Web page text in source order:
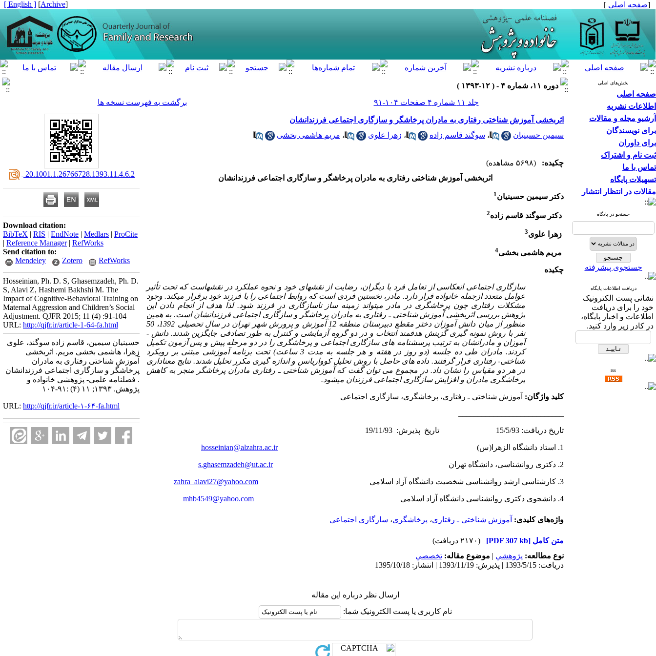
[صفحه اصلی ]
[
Archive
]
[ English ]
بخش‌های اصلی
صفحه اصلی
اطلاعات نشریه
آرشیو مجله و مقالات
برای نویسندگان
برای داوران
ثبت نام و اشتراک
تماس با ما
تسهیلات پایگاه
مقالات در انتظار انتشار
جستجو در پایگاه
جستجوی پیشرفته
دریافت اطلاعات پایگاه
نشانی پست الکترونیک
خود را برای دریافت
اطلاعات و اخبار پایگاه،
در کادر زیر وارد کنید.
rss
دوره ۱۱، شماره ۴ - ( ۱۲-۱۳۹۳ )
جلد ۱۱ شماره ۴ صفحات ۱۰۴-۹۱
برگشت به فهرست نسخه ها
اثربخشی آموزش شناختی­ ­رفتاری به مادران پرخاشگر و سازگاری اجتماعی فرزندانشان
سیمین حسینیان
، سوگند قاسم زاده ، زهرا علوی ، مریم هاشمی­ بخشی
چکیده:
(۵۶۹۸ مشاهده)
اثربخشی آموزش شناختی­ ­رفتاری به مادران پرخاشگر و سازگاری اجتماعی فرزندانشان
دکتر سیمین حسینیان1
دکتر سوگند قاسم زاده2
زهرا علوی3
مریم هاشمی­ بخشی4
چکیده
سازگاری اجتماعی انعکاسی از تعامل فرد با دیگران، رضایت از نقشهای خود و نحوه عملکرد در نقشهاست که تحت تأثیر
عوامل متعدد ازجمله خانواده قرار دارد. مادر، نخستین فردی است که روابط اجتماعی را با فرزند خود برقرار می­کند. وجود
مشکلات رفتاری چون پرخاشگری در مادر می­تواند زمینه­ ساز ناسازگاری در فرزند شود. لذا هدف از انجام دادن این
پژوهش بررسی اثربخشی آموزش شناختی ـ رفتاری به مادران پرخاشگر و سازگاری اجتماعی فرزندانشان است. به همین
منظور از میان دانش ­آموزان دختر مقطع دبیرستان منطقه 12 آموزش و پرورش شهر تهران در سال تحصیلی 1392، 50
نفر با روش نمونه­ گیری گزینش هدفمند انتخاب و در دو گروه آزمایشی و کنترل به طور تصادفی جایگزین شدند. دانش ­
آموزان و مادرانشان به­ ترتیب پرسشنامه ­های سازگاری اجتماعی و پرخاشگری را در دو مرحله پیش و پس ­آزمون تکمیل
کردند. مادران طی ده جلسه (دو روز در هفته و هر جلسه به مدت 3 ساعت) تحت برنامه آموزشی مبتنی بر رویکرد
شناختی- رفتاری قرار گرفتند. داده ­های حاصل با روش تحلیل کوواریانس و اندازه­ گیری مکرر تحلیل شدند. نتایج معناداری
در هر دو مقیاس را نشان داد. در مجموع می­ توان گفت که آموزش شناختی ـ رفتاری مادران پرخاشگر منجر به کاهش
پرخاشگری مادران و افزایش سازگاری اجتماعی فرزندان می­شود.
کلید واژگان: آموزش شناختی ـ رفتاری، پرخاشگری، سازگاری اجتماعی
تاریخ دریافت: 15/5/93 تاریخ پذیرش: 19/11/93
1. استاد دانشگاه الزهرا(س) hosseinian@alzahra.ac.ir
2. دکتری روانشناسی، دانشگاه تهران s.ghasemzadeh@ut.ac.ir
3. کارشناسی ارشد روانشناسی شخصیت دانشگاه آزاد اسلامی zahra_alavi27@yahoo.com
4. دانشجوی دکتری روانشناسی دانشگاه آزاد اسلامی mhb4549@yahoo.com
واژه‌های کلیدی: آموزش شناختی ـ رفتاری، پرخاشگری، سازگاری اجتماعی
متن کامل [PDF 307 kb]
(۲۱۷۰ دریافت)
نوع مطالعه: پژوهشي | موضوع مقاله: تخصصي
دریافت: 1393/5/15 | پذیرش: 1393/11/19 | انتشار: 1395/10/18
ارسال نظر درباره این مقاله
نام کاربری یا پست الکترونیک شما:
‎ 20.1001.1.26766728.1393.11.4.6.2
Download citation:
BibTeX | RIS | EndNote | Medlars | ProCite
| Reference Manager| RefWorks
Send citation to:
Mendeley
Zotero RefWorks
Hosseinian, Ph. D. S, Ghasemzadeh, Ph. D.
S, Alavi Z, Hashemi Bakhshi M. The
Impact of Cognitive-Behavioral Training on
Maternal Aggression and Children’s Social
Adjustment. QJFR 2015; 11 (4) :91-104
URL: http://qjfr.ir/article-1-64-fa.html
حسینیان سیمین، قاسم زاده سوگند، علوی
زهرا، هاشمی­ بخشی مریم. اثربخشی
آموزش شناختی­ ­رفتاری به مادران
پرخاشگر و سازگاری اجتماعی فرزندانشان
. فصلنامه علمی- پژوهشی خانواده و
پژوهش. ۱۳۹۳; ۱۱ (۴) :۹۱-۱۰۴
URL: http://qjfr.ir/article-۱-۶۴-fa.html